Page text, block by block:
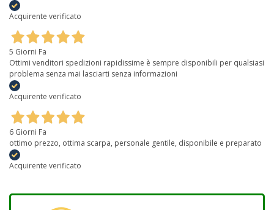
Acquirente verificato
5 Giorni Fa
Ottimi venditori spedizioni rapidissime è sempre disponibili per qualsiasi
problema senza mai lasciarti senza informazioni
Acquirente verificato
6 Giorni Fa
ottimo prezzo, ottima scarpa, personale gentile, disponibile e preparato
Acquirente verificato